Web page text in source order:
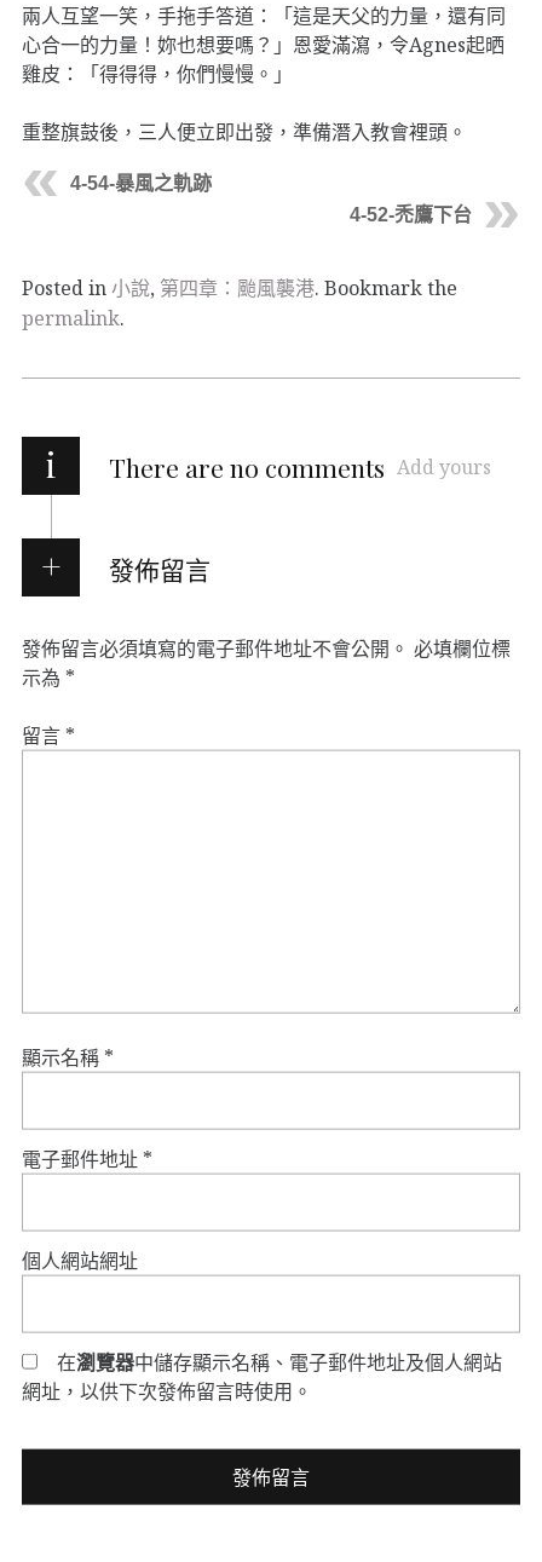
兩人互望一笑，手拖手答道：「這是天父的力量，還有同
心合一的力量！妳也想要嗎？」恩愛滿瀉，令Agnes起晒
雞皮：「得得得，你們慢慢。」
重整旗鼓後，三人便立即出發，準備潛入教會裡頭。
4-54-暴風之軌跡
4-52-禿鷹下台
Posted in小說, 第四章：颱風襲港. Bookmark the
permalink.
i There are no comments Add yours
發佈留言
發佈留言必須填寫的電子郵件地址不會公開。 必填欄位標
示為 *
留言 *
顯示名稱 *
電子郵件地址 *
個人網站網址
在瀏覽器中儲存顯示名稱、電子郵件地址及個人網站
網址，以供下次發佈留言時使用。